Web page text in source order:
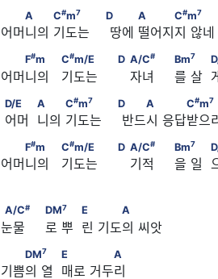
A        C#m7 D
A C#m7 D A C#m7
어머니의 기도는     땅에 떨어지지 않네
m                    C# m/E
F#m C#m/E D A/C# Bm7
어머니의   기도는        자녀     를 살
D/E                    A        C
D
D/E A C#m7 D A C#m7
어머  니의 기도는     반드시 응답받으리
m                    C# m/E
F#m C#m/E D A/C# Bm7
어머니의   기도는        기적     을 일
A/C# DM
A/C# DM7 E A
눈물     로 뿌  린 기도의 씨앗
DM7 E          A
DM7 E A
기쁨의 열  매로 거두리